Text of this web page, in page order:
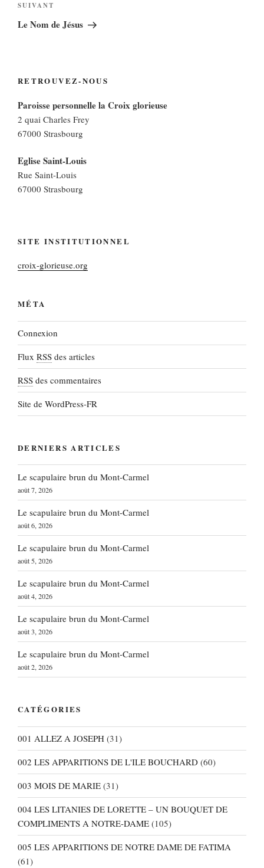
Article
suivant
SUIVANT
Le Nom de Jésus
RETROUVEZ-NOUS
Paroisse personnelle la Croix glorieuse
2 quai Charles Frey
67000 Strasbourg
Eglise Saint-Louis
Rue Saint-Louis
67000 Strasbourg
SITE INSTITUTIONNEL
croix-glorieuse.org
MÉTA
Connexion
Flux RSS des articles
RSS des commentaires
Site de WordPress-FR
DERNIERS ARTICLES
Le scapulaire brun du Mont-Carmel
août 7, 2026
Le scapulaire brun du Mont-Carmel
août 6, 2026
Le scapulaire brun du Mont-Carmel
août 5, 2026
Le scapulaire brun du Mont-Carmel
août 4, 2026
Le scapulaire brun du Mont-Carmel
août 3, 2026
Le scapulaire brun du Mont-Carmel
août 2, 2026
CATÉGORIES
001 ALLEZ A JOSEPH (31)
002 LES APPARITIONS DE L'ILE BOUCHARD (60)
003 MOIS DE MARIE (31)
004 LES LITANIES DE LORETTE – UN BOUQUET DE
COMPLIMENTS A NOTRE-DAME (105)
005 LES APPARITIONS DE NOTRE DAME DE FATIMA
(61)